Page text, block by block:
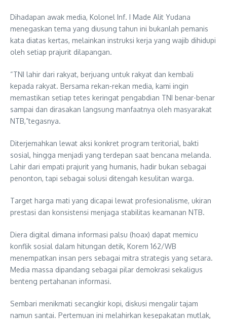
Dihadapan awak media, Kolonel Inf. I Made Alit Yudana
menegaskan tema yang diusung tahun ini bukanlah pemanis
kata diatas kertas, melainkan instruksi kerja yang wajib dihidupi
oleh setiap prajurit dilapangan.
“TNI lahir dari rakyat, berjuang untuk rakyat dan kembali
kepada rakyat. Bersama rekan-rekan media, kami ingin
memastikan setiap tetes keringat pengabdian TNI benar-benar
sampai dan dirasakan langsung manfaatnya oleh masyarakat
NTB,”tegasnya.
Diterjemahkan lewat aksi konkret program teritorial, bakti
sosial, hingga menjadi yang terdepan saat bencana melanda.
Lahir dari empati prajurit yang humanis, hadir bukan sebagai
penonton, tapi sebagai solusi ditengah kesulitan warga.
Target harga mati yang dicapai lewat profesionalisme, ukiran
prestasi dan konsistensi menjaga stabilitas keamanan NTB.
Diera digital dimana informasi palsu (hoax) dapat memicu
konflik sosial dalam hitungan detik, Korem 162/WB
menempatkan insan pers sebagai mitra strategis yang setara.
Media massa dipandang sebagai pilar demokrasi sekaligus
benteng pertahanan informasi.
Sembari menikmati secangkir kopi, diskusi mengalir tajam
namun santai. Pertemuan ini melahirkan kesepakatan mutlak,